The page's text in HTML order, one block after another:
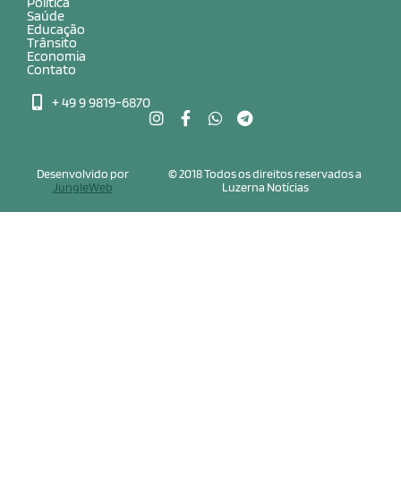
Saúde
Educação
Trânsito
Economia
Contato
+ 49 9 9819-6870
© 2018 Todos os direitos reservados a
Luzerna Notícias
Desenvolvido por
JungleWeb